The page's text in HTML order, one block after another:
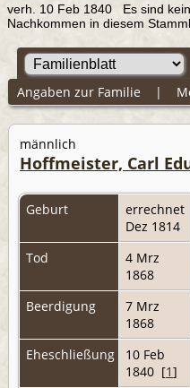
verh. 10 Feb 1840 Es sind
Nachkommen in diesem
Angaben zur Familie |
männlich
Hoffmeister, Carl
Geburt
errechnet
Dez 1814
Tod
4 Mrz
1868
Beerdigung
7 Mrz
1868
Eheschließung
10 Feb
1840 [1]